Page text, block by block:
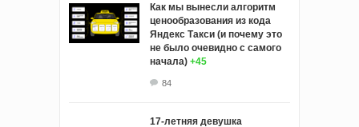
Как мы вынесли алгоритм
ценообразования из кода
Яндекс Такси (и почему это
не было очевидно с самого
начала) +45
84
17-летняя девушка